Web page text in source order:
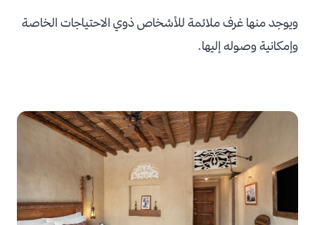
ويوجد منها غرف ملائمة للأشخاص ذوي الاحتياجات الخاصة
وإمكانية وصوله إليها.